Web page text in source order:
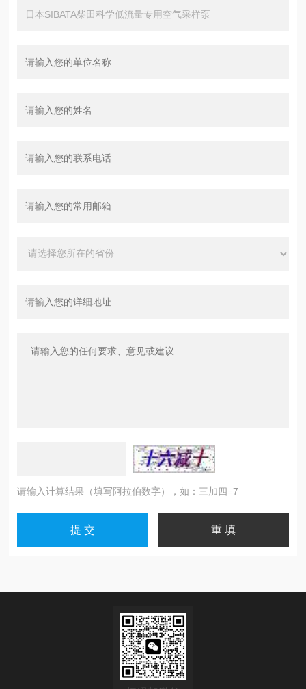
请输入计算结果（填写阿拉伯数字），如：三加四=7